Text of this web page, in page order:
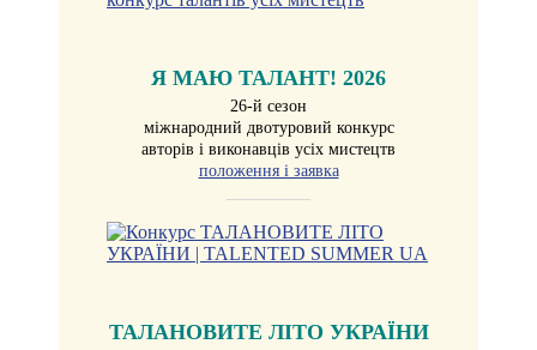
Я МАЮ ТАЛАНТ! 2026
26-й сезон
міжнародний двотуровий конкурс
авторів і виконавців усіх мистецтв
положення і заявка
ТАЛАНОВИТЕ ЛІТО УКРАЇНИ